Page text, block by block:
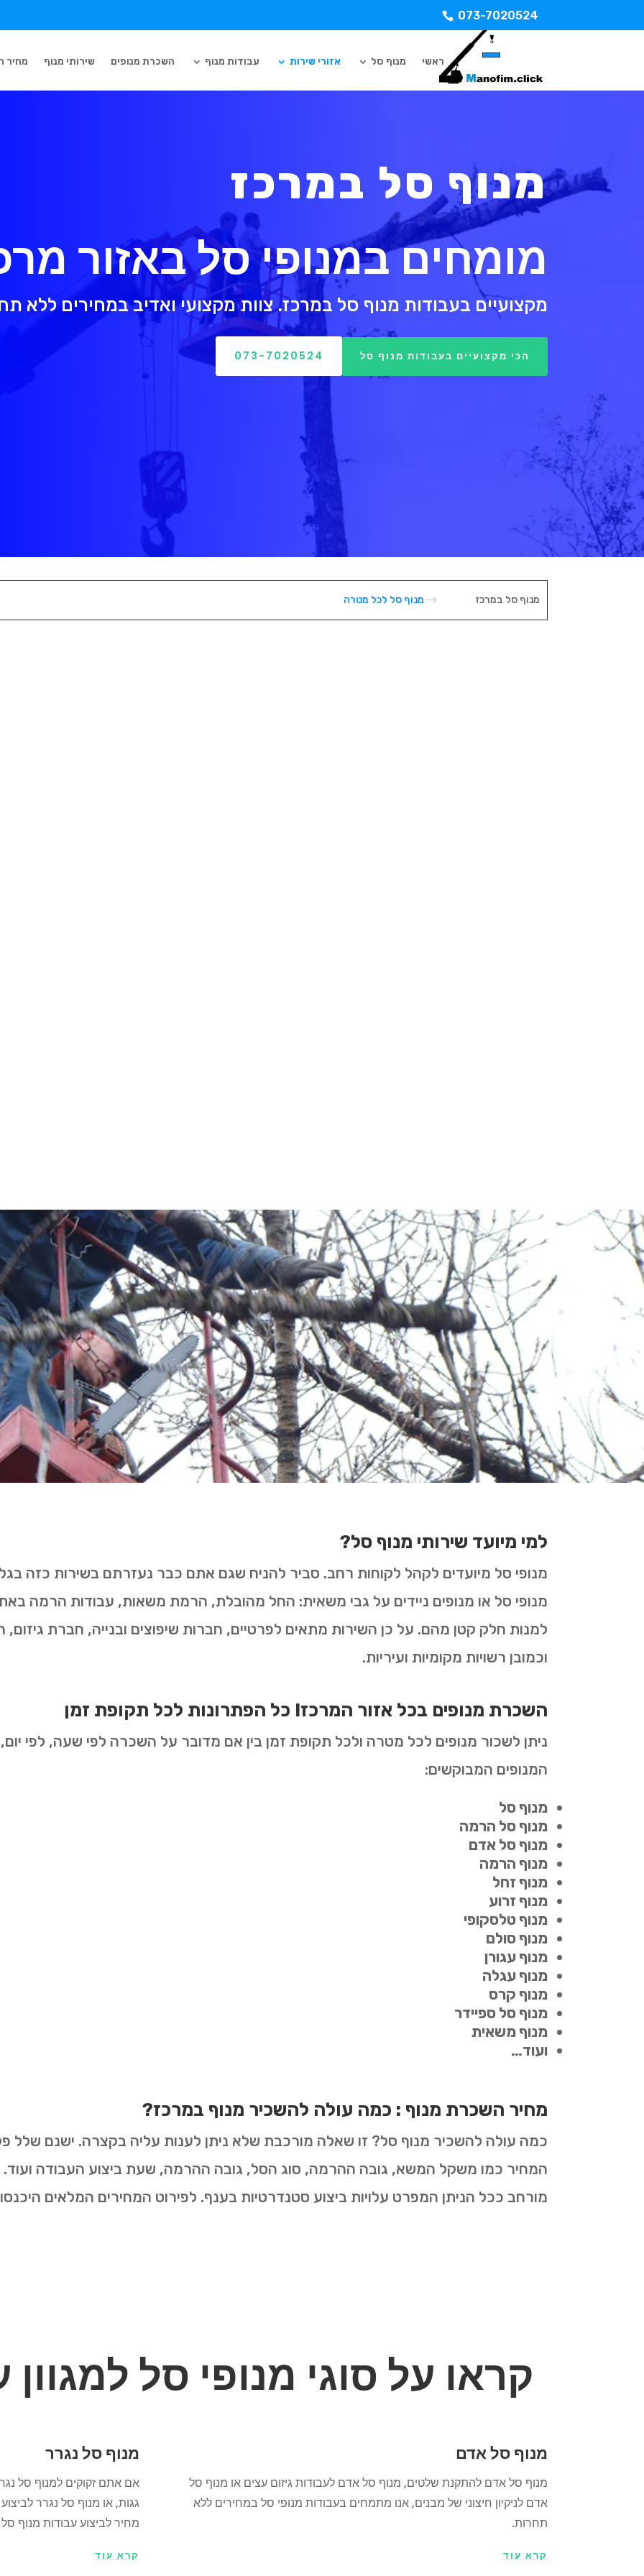
073-7020524
ראשי מנוף סל אזורי שירות עבודות מנוף השכרת מנופים שירותי מנוף מחיר
מנוף סל במרכז
מומחים במנופי סל באזור
מקצועיים בעבודות מנוף סל במרכז. צוות מקצועי ואדיב במחירים ללא
הכי מקצועיים בעבודות מנוף סל 073-7020524
$ מנוף סל לכל מטרה מנוף סל במרכז
למי מיועד שירותי מנוף סל?
מנופי סל מיועדים לקהל לקוחות רחב. סביר להניח שגם אתם כבר נעזרתם בשירות כזה
מנופי סל או מנופים ניידים על גבי משאית: החל מהובלת, הרמת משאות, עבודות הרמה
למנות חלק קטן מהם. על כן השירות מתאים לפרטיים, חברות שיפוצים ובנייה, חברת גיזום,
וכמובן רשויות מקומיות ועיריות.
השכרת מנופים בכל אזור המרכז! כל הפתרונות לכל תקופת זמן
ניתן לשכור מנופים לכל מטרה ולכל תקופת זמן בין אם מדובר על השכרה לפי שעה, לפי יום,
המנופים המבוקשים:
מנוף סל
מנוף סל הרמה
מנוף סל אדם
מנוף הרמה
מנוף זחל
מנוף זרוע
מנוף טלסקופי
מנוף סולם
מנוף עגורן
מנוף עגלה
מנוף קרס
מנוף סל ספיידר
מנוף משאית
ועוד…
מחיר השכרת מנוף : כמה עולה להשכיר מנוף במרכז?
כמה עולה להשכיר מנוף סל? זו שאלה מורכבת שלא ניתן לענות עליה בקצרה. ישנם שלל
המחיר כמו משקל המשא, גובה ההרמה, סוג הסל, גובה ההרמה, שעת ביצוע העבודה ועוד.
מורחב ככל הניתן המפרט עלויות ביצוע סטנדרטיות בענף. לפירוט המחירים המלאים
קראו על סוגי מנופי סל
מנוף סל נגרר
אם אתם זקוקים למנוף סל
גגות, או מנוף סל נגרר
מחיר לביצוע עבודות מנוף סל
קרא עוד
מנוף סל אדם
מנוף סל אדם להתקנת שלטים, מנוף סל אדם לעבודות גיזום עצים או מנוף סל
אדם לניקיון חיצוני של מבנים, אנו מתמחים בעבודות מנופי סל במחירים ללא
תחרות.
קרא עוד